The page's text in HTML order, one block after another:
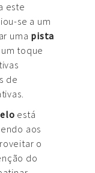
este
se a um
uma pista
toque
de
está
aos
o
do